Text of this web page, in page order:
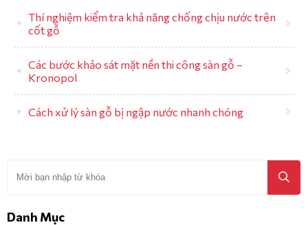
Thí nghiệm kiểm tra khả năng chống chịu nước trên
cốt gỗ
Các bước khảo sát mặt nền thi công sàn gỗ –
Kronopol
Cách xử lý sàn gỗ bị ngập nước nhanh chóng
Danh Mục